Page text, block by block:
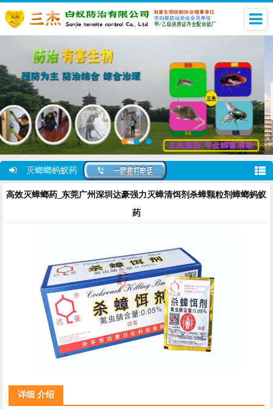
灭螂螂蚂蚁药
高效灭蟑螂药_东莞广州深圳达豪强力灭蟑清饵剂杀蟑颗粒剂蟑螂蚂蚁
药
详细 介绍